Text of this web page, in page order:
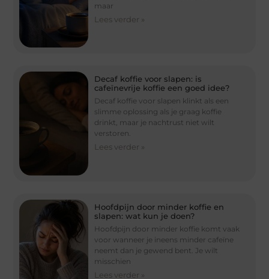
maar
Lees verder »
Decaf koffie voor slapen: is
cafeïnevrije koffie een goed idee?
Decaf koffie voor slapen klinkt als een
slimme oplossing als je graag koffie
drinkt, maar je nachtrust niet wilt
verstoren.
Lees verder »
Hoofdpijn door minder koffie en
slapen: wat kun je doen?
Hoofdpijn door minder koffie komt vaak
voor wanneer je ineens minder cafeïne
neemt dan je gewend bent. Je wilt
misschien
Lees verder »